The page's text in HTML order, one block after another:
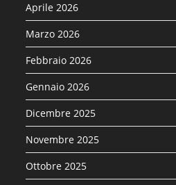
Aprile 2026
Marzo 2026
Febbraio 2026
Gennaio 2026
Dicembre 2025
Novembre 2025
Ottobre 2025